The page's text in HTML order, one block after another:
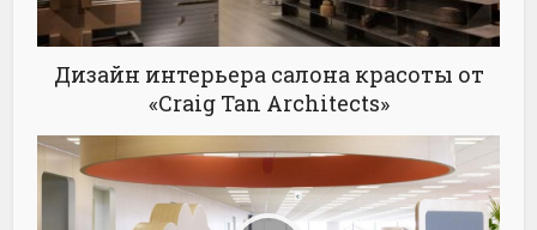
Дизайн интерьера салона красоты от
«Craig Tan Architects»